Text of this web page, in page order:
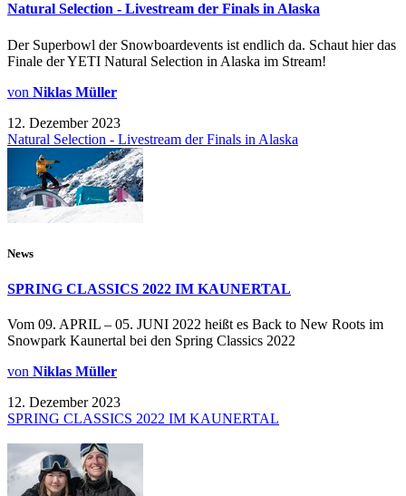
Natural Selection - Livestream der Finals in Alaska
Der Superbowl der Snowboardevents ist endlich da. Schaut hier das
Finale der YETI Natural Selection in Alaska im Stream!
von Niklas Müller
12. Dezember 2023
Natural Selection - Livestream der Finals in Alaska
News
SPRING CLASSICS 2022 IM KAUNERTAL
Vom 09. APRIL – 05. JUNI 2022 heißt es Back to New Roots im
Snowpark Kaunertal bei den Spring Classics 2022
von Niklas Müller
12. Dezember 2023
SPRING CLASSICS 2022 IM KAUNERTAL